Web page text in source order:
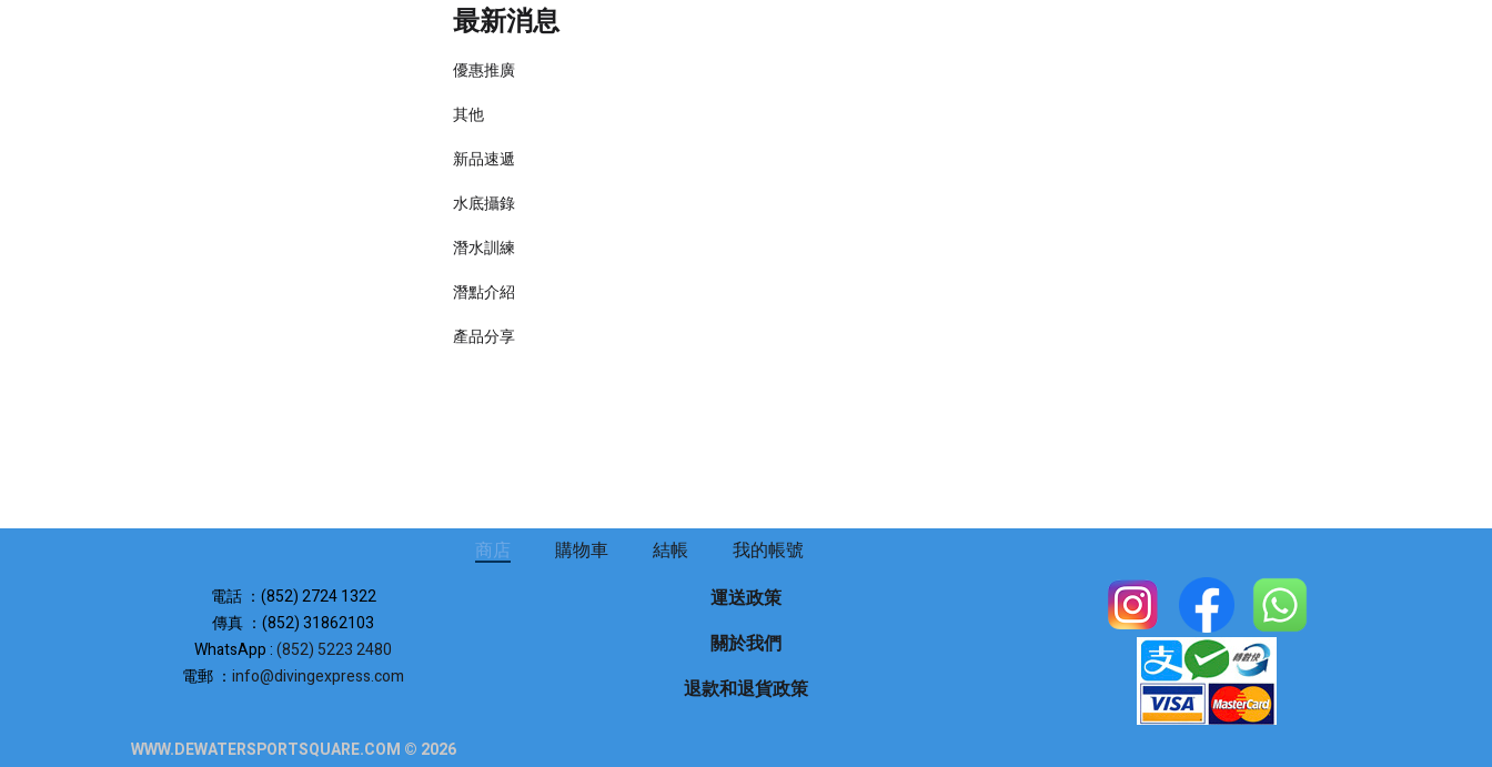
最新消息
優惠推廣
其他
新品速遞
水底攝錄
潛水訓練
潛點介紹
產品分享
商店 購物車 結帳 我的帳號
電話 ：(852) 2724 1322
傳真 ：(852) 31862103
WhatsApp :(852) 5223 2480
電郵 ： info@divingexpress.com
運送政策
關於我們
退款和退貨政策
WWW.DEWATERSPORTSQUARE.COM © 2026